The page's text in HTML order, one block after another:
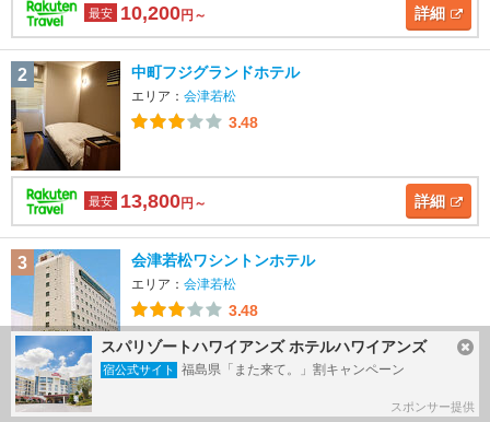
最安 10,200円～ 詳細
2 中町フジグランドホテル
エリア： 会津若松
3.48
最安 13,800円～ 詳細
3 会津若松ワシントンホテル
エリア： 会津若松
3.48
最安
スパリゾートハワイアンズ ホテルハワイアンズ
宿公式サイト 福島県「また来て。」割キャンペーン
スポンサー提供